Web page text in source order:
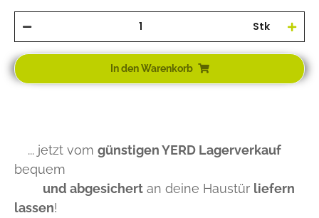
Stk
In den Warenkorb
... jetzt vom günstigen YERD Lagerverkauf
bequem
und abgesichert an deine Haustür liefern
lassen!